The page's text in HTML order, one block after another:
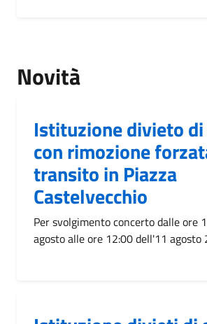
Novità
Istituzione divieto
con rimozione
transito in Piazza
Castelvecchio
Per svolgimento concerto dalle ore
agosto alle ore 12:00 dell'11 agosto